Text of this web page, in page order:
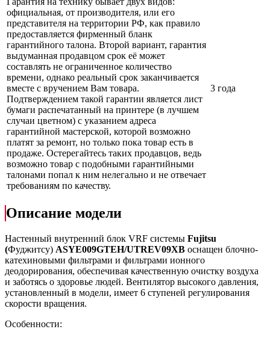
официальная, от производителя, или его
представителя на территории РФ, как правило
предоставляется фирменный бланк
гарантийного талона. Второй вариант, гарантия
выдуманная продавцом срок её может
составлять не ограниченное количество
времени, однако реальный срок заканчивается
вместе с вручением Вам товара.
Подтверждением такой гарантии является лист
бумаги распечатанный на принтере (в лучшем
случаи цветном) с указанием адреса
гарантийной мастерской, которой возможно
платят за ремонт, но только пока товар есть в
продаже. Остерегайтесь таких продавцов, ведь
возможно товар с подобными гарантийными
талонами попал к ним нелегально и не отвечает
требованиям по качеству.
3 года
Описание модели
Настенный внутренний блок VRF системы Fujitsu
(Фуджитсу) ASYE009GTEH/UTREV09XB оснащен блочно-
катехиновыми фильтрами и фильтрами ионного
деодорирования, обеспечивая качественную очистку воздуха
и заботясь о здоровье людей. Вентилятор высокого давления,
установленный в модели, имеет 6 ступеней регулирования
скорости вращения.
Особенности: